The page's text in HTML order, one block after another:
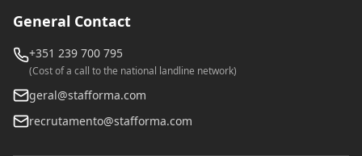
General Contact
+351 239 700 795
(Cost of a call to the national landline network)
geral@stafforma.com
recrutamento@stafforma.com